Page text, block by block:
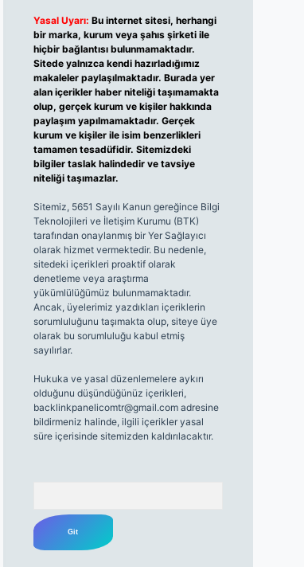
Yasal Uyarı: Bu internet sitesi, herhangi
bir marka, kurum veya şahıs şirketi ile
hiçbir bağlantısı bulunmamaktadır.
Sitede yalnızca kendi hazırladığımız
makaleler paylaşılmaktadır. Burada yer
alan içerikler haber niteliği taşımamakta
olup, gerçek kurum ve kişiler hakkında
paylaşım yapılmamaktadır. Gerçek
kurum ve kişiler ile isim benzerlikleri
tamamen tesadüfidir. Sitemizdeki
bilgiler taslak halindedir ve tavsiye
niteliği taşımazlar.
Sitemiz, 5651 Sayılı Kanun gereğince Bilgi
Teknolojileri ve İletişim Kurumu (BTK)
tarafından onaylanmış bir Yer Sağlayıcı
olarak hizmet vermektedir. Bu nedenle,
sitedeki içerikleri proaktif olarak
denetleme veya araştırma
yükümlülüğümüz bulunmamaktadır.
Ancak, üyelerimiz yazdıkları içeriklerin
sorumluluğunu taşımakta olup, siteye üye
olarak bu sorumluluğu kabul etmiş
sayılırlar.
Hukuka ve yasal düzenlemelere aykırı
olduğunu düşündüğünüz içerikleri,
backlinkpanelicomtr@gmail.comadresine
bildirmeniz halinde, ilgili içerikler yasal
süre içerisinde sitemizden kaldırılacaktır.